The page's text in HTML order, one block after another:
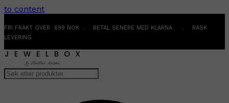
to content
FRI FRAKT OVER 699 NOK . BETAL SENERE MED KLARNA . RASK
LEVERING